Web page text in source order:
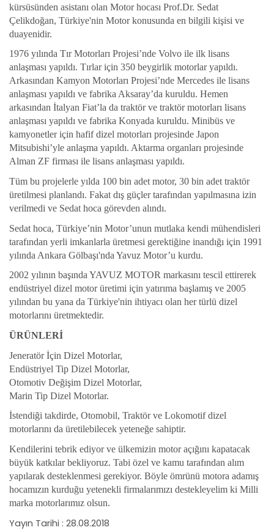
kürsüsünden asistanı olan Motor hocası Prof.Dr. Sedat
Çelikdoğan, Türkiye'nin Motor konusunda en bilgili kişisi ve
duayenidir.
1976 yılında Tır Motorları Projesi’nde Volvo ile ilk lisans
anlaşması yapıldı. Tırlar için 350 beygirlik motorlar yapıldı.
Arkasından Kamyon Motorları Projesi’nde Mercedes ile lisans
anlaşması yapıldı ve fabrika Aksaray’da kuruldu. Hemen
arkasından İtalyan Fiat’la da traktör ve traktör motorları lisans
anlaşması yapıldı ve fabrika Konyada kuruldu. Minibüs ve
kamyonetler için hafif dizel motorları projesinde Japon
Mitsubishi’yle anlaşma yapıldı. Aktarma organları projesinde
Alman ZF firması ile lisans anlaşması yapıldı.
Tüm bu projelerle yılda 100 bin adet motor, 30 bin adet traktör
üretilmesi planlandı. Fakat dış güçler tarafından yapılmasına izin
verilmedi ve Sedat hoca görevden alındı.
Sedat hoca, Türkiye’nin Motor’unun mutlaka kendi mühendisleri
tarafından yerli imkanlarla üretmesi gerektiğine inandığı için 1991
yılında Ankara Gölbaşı'nda Yavuz Motor’u kurdu.
2002 yılının başında YAVUZ MOTOR markasını tescil ettirerek
endüstriyel dizel motor üretimi için yatırıma başlamış ve 2005
yılından bu yana da Türkiye'nin ihtiyacı olan her türlü dizel
motorlarını üretmektedir.
ÜRÜNLERİ
Jeneratör İçin Dizel Motorlar,
Endüstriyel Tip Dizel Motorlar,
Otomotiv Değişim Dizel Motorlar,
Marin Tip Dizel Motorlar.
İstendiği takdirde, Otomobil, Traktör ve Lokomotif dizel
motorlarını da üretilebilecek yeteneğe sahiptir.
Kendilerini tebrik ediyor ve ülkemizin motor açığını kapatacak
büyük katkılar bekliyoruz. Tabi özel ve kamu tarafından alım
yapılarak desteklenmesi gerekiyor. Böyle ömrünü motora adamış
hocamızın kurduğu yetenekli firmalarımızı destekleyelim ki Milli
marka motorlarımız olsun.
Yayın Tarihi : 28.08.2018